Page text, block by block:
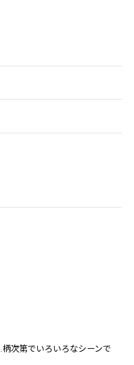
次第でいろいろなシーンで